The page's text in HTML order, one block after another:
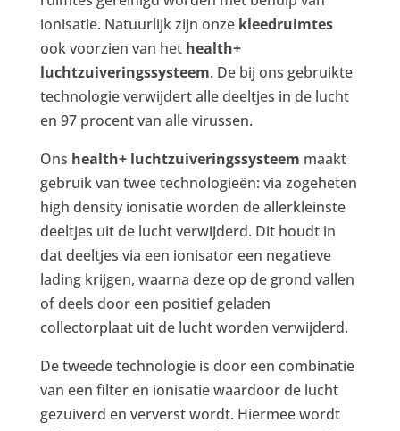
ionisatie. Natuurlijk zijn onze kleedruimtes
ook voorzien van het health+
luchtzuiveringssysteem. De bij ons gebruikte
technologie verwijdert alle deeltjes in de lucht
en 97 procent van alle virussen.
Ons health+ luchtzuiveringssysteem maakt
gebruik van twee technologieën: via zogeheten
high density ionisatie worden de allerkleinste
deeltjes uit de lucht verwijderd. Dit houdt in
dat deeltjes via een ionisator een negatieve
lading krijgen, waarna deze op de grond vallen
of deels door een positief geladen
collectorplaat uit de lucht worden verwijderd.
De tweede technologie is door een combinatie
van een filter en ionisatie waardoor de lucht
gezuiverd en ververst wordt. Hiermee wordt